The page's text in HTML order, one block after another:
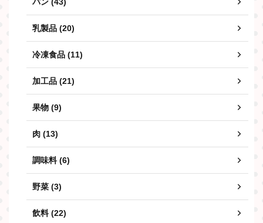
乳製品 (20)
冷凍食品 (11)
加工品 (21)
果物 (9)
肉 (13)
調味料 (6)
野菜 (3)
飲料 (22)